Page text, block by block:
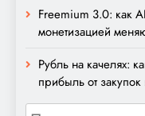
Freemium 3.0: как
монетизацией
Рубль на качелях:
прибыль от